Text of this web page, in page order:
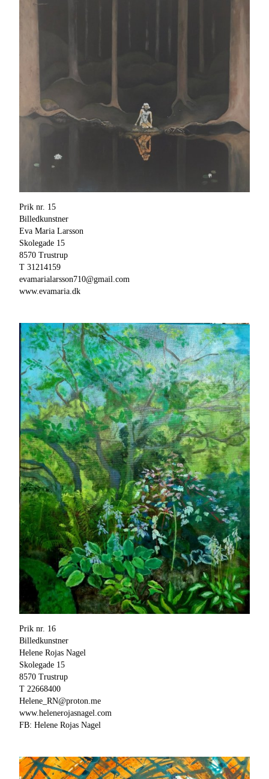
Prik nr. 15
Billedkunstner
Eva Maria Larsson
Skolegade 15
8570 Trustrup
T 31214159
evamarialarsson710@gmail.com
www.evamaria.dk
Prik nr. 16
Billedkunstner
Helene Rojas Nagel
Skolegade 15
8570 Trustrup
T 22668400
Helene_RN@proton.me
www.helenerojasnagel.com
FB: Helene Rojas Nagel